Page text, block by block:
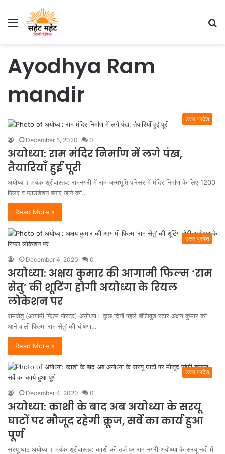
Menu
Ayodhya Ram
mandir
उत्तर प्रदेश
December 5, 2020 0
अयोध्या: राम मंदिर निर्माण में लगे पंख,
तैयारियाँ हुईं पूरी
अयोध्या। मयंक श्रीवास्तव: रामनगरी में राम जन्मभूमि परिसर में मंदिर निर्माण के लिए 1200
पिलर व फाउंडेशन बनाए जाने की…
Read More »
उत्तर प्रदेश
December 4, 2020 0
अयोध्या: अक्षय कुमार की आगामी फिल्म ‘राम
सेतु’ की शूटिंग होगी अयोध्या के रियल
लोकेशन पर
रामसेतू (आगामी फिल्म पोस्टर) अयोध्या। कुछ दिनों पहले बॉलिवुड स्टार अक्षय कुमार की
आने वाली फिल्म ‘राम सेतु’ की घोषणा…
Read More »
उत्तर प्रदेश
December 4, 2020 0
अयोध्या: काशी के बाद अब अयोध्या के सरयू
घाटों पर मौजूद रहेगी क्रूज, सर्वे का कार्य हुआ
पूर्ण
सरयू घाट अयोध्या। मयंक श्रीवास्तव: काशी की तर्ज पर राम नगरी अयोध्या के सरयू नदी में